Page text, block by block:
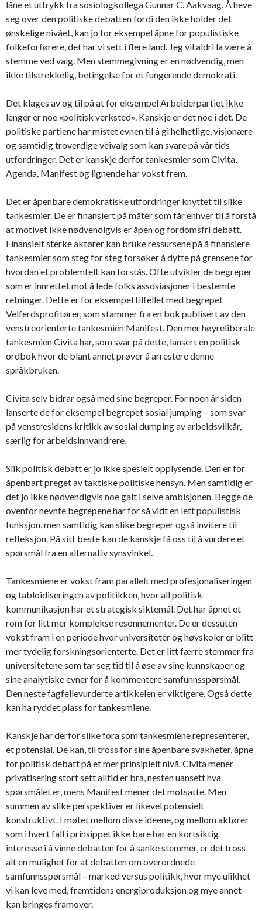
låne et uttrykk fra sosiologkollega Gunnar C. Aakvaag. Å heve
seg over den politiske debatten fordi den ikke holder det
ønskelige nivået, kan jo for eksempel åpne for populistiske
folkeforførere, det har vi sett i flere land. Jeg vil aldri la være å
stemme ved valg. Men stemmegivning er en nødvendig, men
ikke tilstrekkelig, betingelse for et fungerende demokrati.
Det klages av og til på at for eksempel Arbeiderpartiet ikke
lenger er noe «politisk verksted». Kanskje er det noe i det. De
politiske partiene har mistet evnen til å gi helhetlige, visjonære
og samtidig troverdige veivalg som kan svare på vår tids
utfordringer. Det er kanskje derfor tankesmier som Civita,
Agenda, Manifest og lignende har vokst frem.
Det er åpenbare demokratiske utfordringer knyttet til slike
tankesmier. De er finansiert på måter som får enhver til å forstå
at motivet ikke nødvendigvis er åpen og fordomsfri debatt.
Finansielt sterke aktører kan bruke ressursene på å finansiere
tankesmier som steg for steg forsøker å dytte på grensene for
hvordan et problemfelt kan forstås. Ofte utvikler de begreper
som er innrettet mot å lede folks assosiasjoner i bestemte
retninger. Dette er for eksempel tilfellet med begrepet
Velferdsprofitører, som stammer fra en bok publisert av den
venstreorienterte tankesmien Manifest. Den mer høyreliberale
tankesmien Civita har, som svar på dette, lansert en politisk
ordbok hvor de blant annet prøver å arrestere denne
språkbruken.
Civita selv bidrar også med sine begreper. For noen år siden
lanserte de for eksempel begrepet sosial jumping – som svar
på venstresidens kritikk av sosial dumping av arbeidsvilkår,
særlig for arbeidsinnvandrere.
Slik politisk debatt er jo ikke spesielt opplysende. Den er for
åpenbart preget av taktiske politiske hensyn. Men samtidig er
det jo ikke nødvendigvis noe galt i selve ambisjonen. Begge de
ovenfor nevnte begrepene har for så vidt en lett populistisk
funksjon, men samtidig kan slike begreper også invitere til
refleksjon. På sitt beste kan de kanskje få oss til å vurdere et
spørsmål fra en alternativ synsvinkel.
Tankesmiene er vokst fram parallelt med profesjonaliseringen
og tabloidiseringen av politikken, hvor all politisk
kommunikasjon har et strategisk siktemål. Det har åpnet et
rom for litt mer komplekse resonnementer. De er dessuten
vokst fram i en periode hvor universiteter og høyskoler er blitt
mer tydelig forskningsorienterte. Det er litt færre stemmer fra
universitetene som tar seg tid til å øse av sine kunnskaper og
sine analytiske evner for å kommentere samfunnsspørsmål.
Den neste fagfellevurderte artikkelen er viktigere. Også dette
kan ha ryddet plass for tankesmiene.
Kanskje har derfor slike fora som tankesmiene representerer,
et potensial. De kan, til tross for sine åpenbare svakheter, åpne
for politisk debatt på et mer prinsipielt nivå. Civita mener
privatisering stort sett alltid er bra, nesten uansett hva
spørsmålet er, mens Manifest mener det motsatte. Men
summen av slike perspektiver er likevel potensielt
konstruktivt. I møtet mellom disse ideene, og mellom aktører
som i hvert fall i prinsippet ikke bare har en kortsiktig
interesse i å vinne debatten for å sanke stemmer, er det tross
alt en mulighet for at debatten om overordnede
samfunnsspørsmål – marked versus politikk, hvor mye ulikhet
vi kan leve med, fremtidens energiproduksjon og mye annet –
kan bringes framover.